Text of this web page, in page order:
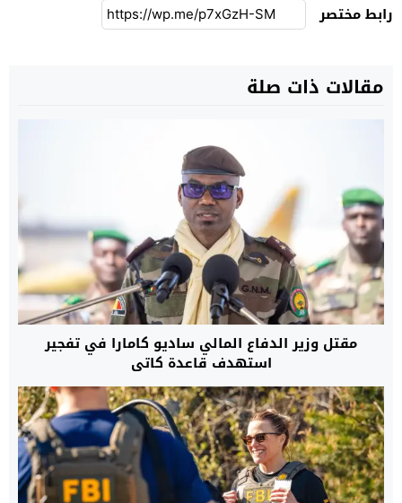
رابط مختصر
مقالات ذات صلة
مقتل وزير الدفاع المالي ساديو كامارا في تفجير
استهدف قاعدة كاتي